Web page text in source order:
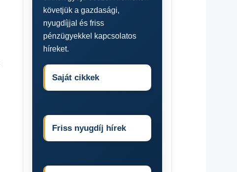
követjük a gazdasági,
nyugdíjjal és friss
pénzügyekkel kapcsolatos
híreket.
Saját cikkek
Friss nyugdíj hírek